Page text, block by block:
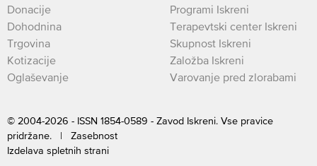
Donacije
Dohodnina
Trgovina
Kotizacije
Oglaševanje
Programi Iskreni
Terapevtski center Iskreni
Skupnost Iskreni
Založba Iskreni
Varovanje pred zlorabami
© 2004-2026 - ISSN 1854-0589 - Zavod Iskreni. Vse pravice
pridržane. | Zasebnost
Izdelava spletnih strani